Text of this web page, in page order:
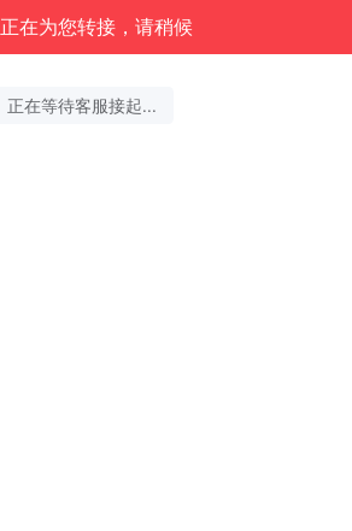
正在为您转接，请稍候
正在等待客服接起...